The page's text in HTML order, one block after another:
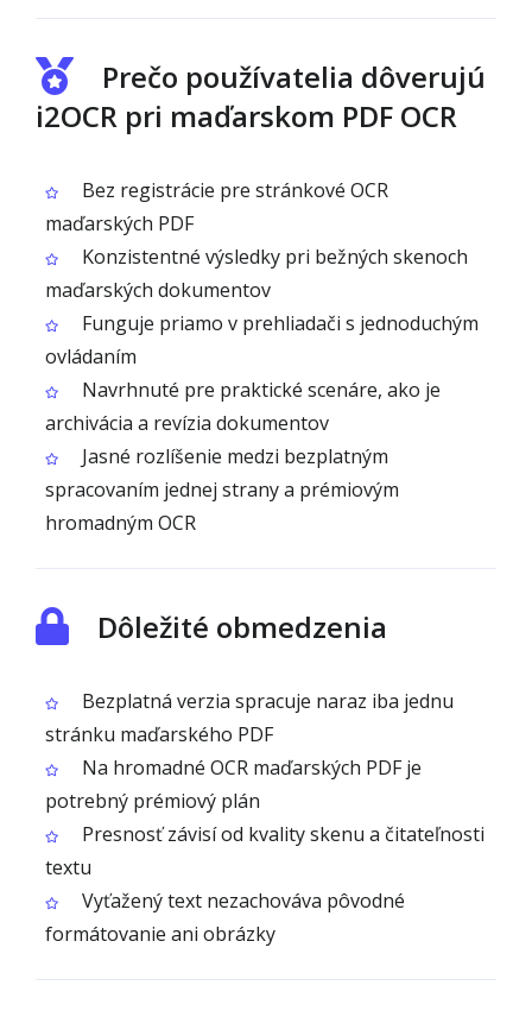
Prečo používatelia dôverujú
i2OCR pri maďarskom PDF OCR
Bez registrácie pre stránkové OCR
maďarských PDF
Konzistentné výsledky pri bežných skenoch
maďarských dokumentov
Funguje priamo v prehliadači s jednoduchým
ovládaním
Navrhnuté pre praktické scenáre, ako je
archivácia a revízia dokumentov
Jasné rozlíšenie medzi bezplatným
spracovaním jednej strany a prémiovým
hromadným OCR
Dôležité obmedzenia
Bezplatná verzia spracuje naraz iba jednu
stránku maďarského PDF
Na hromadné OCR maďarských PDF je
potrebný prémiový plán
Presnosť závisí od kvality skenu a čitateľnosti
textu
Vyťažený text nezachováva pôvodné
formátovanie ani obrázky